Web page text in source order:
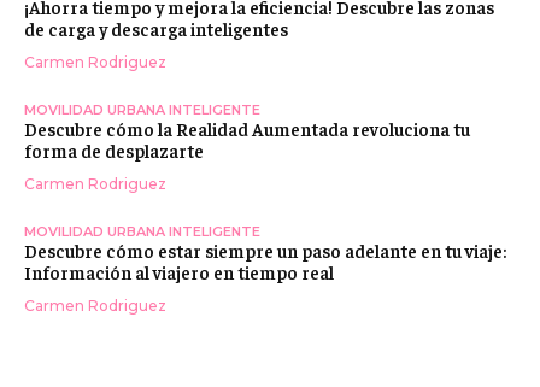
¡Ahorra tiempo y mejora la eficiencia! Descubre las zonas
de carga y descarga inteligentes
Carmen Rodriguez
MOVILIDAD URBANA INTELIGENTE
Descubre cómo la Realidad Aumentada revoluciona tu
forma de desplazarte
Carmen Rodriguez
MOVILIDAD URBANA INTELIGENTE
Descubre cómo estar siempre un paso adelante en tu viaje:
Información al viajero en tiempo real
Carmen Rodriguez